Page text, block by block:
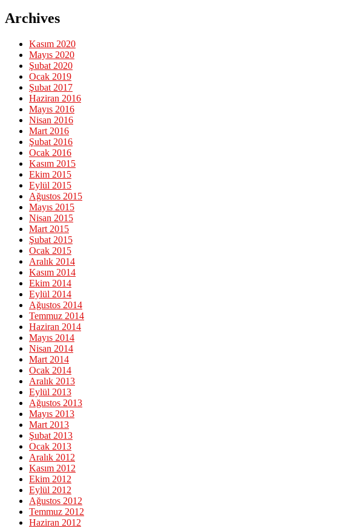
Archives
Kasım 2020
Mayıs 2020
Şubat 2020
Ocak 2019
Şubat 2017
Haziran 2016
Mayıs 2016
Nisan 2016
Mart 2016
Şubat 2016
Ocak 2016
Kasım 2015
Ekim 2015
Eylül 2015
Ağustos 2015
Mayıs 2015
Nisan 2015
Mart 2015
Şubat 2015
Ocak 2015
Aralık 2014
Kasım 2014
Ekim 2014
Eylül 2014
Ağustos 2014
Temmuz 2014
Haziran 2014
Mayıs 2014
Nisan 2014
Mart 2014
Ocak 2014
Aralık 2013
Eylül 2013
Ağustos 2013
Mayıs 2013
Mart 2013
Şubat 2013
Ocak 2013
Aralık 2012
Kasım 2012
Ekim 2012
Eylül 2012
Ağustos 2012
Temmuz 2012
Haziran 2012